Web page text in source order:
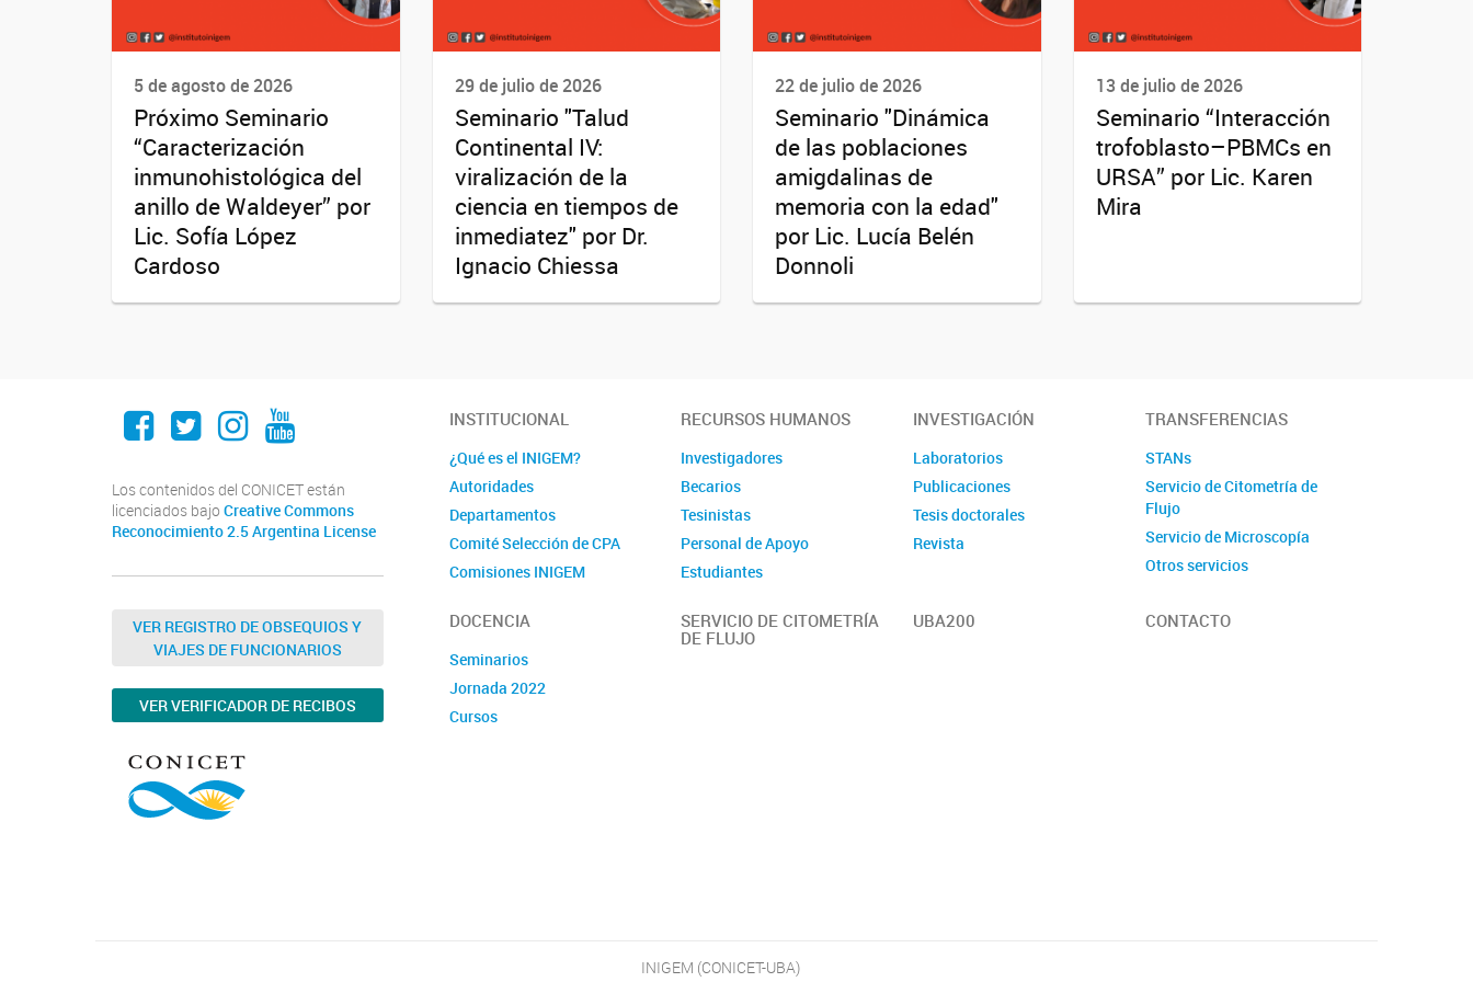
5 de agosto de 2026
Próximo Seminario
“Caracterización
inmunohistológica del
anillo de Waldeyer” por
Lic. Sofía López
Cardoso
29 de julio de 2026
Seminario "Talud
Continental IV:
viralización de la
ciencia en tiempos de
inmediatez" por Dr.
Ignacio Chiessa
22 de julio de 2026
Seminario "Dinámica
de las poblaciones
amigdalinas de
memoria con la edad"
por Lic. Lucía Belén
Donnoli
13 de julio de 2026
Seminario “Interacción
trofoblasto–PBMCs en
URSA” por Lic. Karen
Mira
Facebook
Twitter
Instagram
Youtube
Los contenidos del CONICET están
licenciados bajo Creative Commons
Reconocimiento 2.5 Argentina License
VER REGISTRO DE OBSEQUIOS Y
VIAJES DE FUNCIONARIOS
VER VERIFICADOR DE RECIBOS
INSTITUCIONAL
¿Qué es el INIGEM?
Autoridades
Departamentos
Comité Selección de CPA
Comisiones INIGEM
RECURSOS HUMANOS
Investigadores
Becarios
Tesinistas
Personal de Apoyo
Estudiantes
INVESTIGACIÓN
Laboratorios
Publicaciones
Tesis doctorales
Revista
TRANSFERENCIAS
STANs
Servicio de Citometría de
Flujo
Servicio de Microscopía
Otros servicios
DOCENCIA
Seminarios
Jornada 2022
Cursos
SERVICIO DE CITOMETRÍA
DE FLUJO
UBA200 CONTACTO
INIGEM (CONICET-UBA)